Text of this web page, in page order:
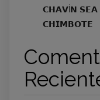
𝗖𝗛𝗔𝗩Í𝗡
𝗖𝗛𝗜𝗠𝗕𝗢𝗧𝗘